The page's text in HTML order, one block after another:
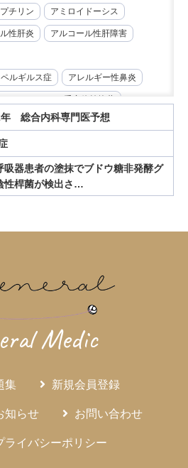
チリン アミロイドーシス
性肝炎 アルコール性肝障害
ルギルス症 アレルギー性鼻炎
マ インピーダンス試験
ズマブ
ン エルシニア腸炎
キシバット オレキシン
抑制薬 カルチノイド
がん薬物療法
ジア グラム染色
トスポリジウム症 グレリン
テロール塞栓症
ルコイドーシス サルコペニア
総合内科専門医予想
吸器患者の塗抹でブドウ糖非発酵グ
性桿菌が検出さ…
Medic
集 新規会員登録
知らせ お問い合わせ
ライバシーポリシー